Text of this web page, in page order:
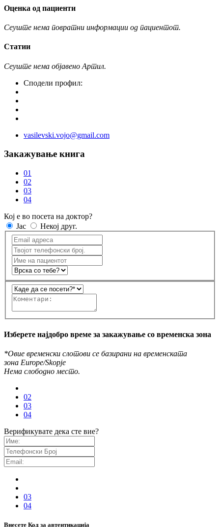
Оценка од пациенти
Сеуште нема повратни информации од пациентот.
Статии
Сеуште нема објавено Артил.
Сподели профил:
vasilevski.vojo@gmail.com
Закажување книга
01
02
03
04
Кој е во посета на доктор?
Јас
Некој друг.
Изберете најдобро време за закажување со временска зона
*Овие временски слотови се базирани на временската
зона Europe/Skopje
Нема слободно место.
02
03
04
Верификувате дека сте вие?
03
04
Внесете Код за автентикација